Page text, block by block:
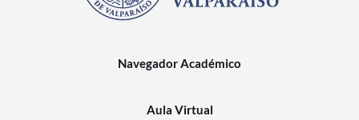
Navegador Académico
Aula Virtual